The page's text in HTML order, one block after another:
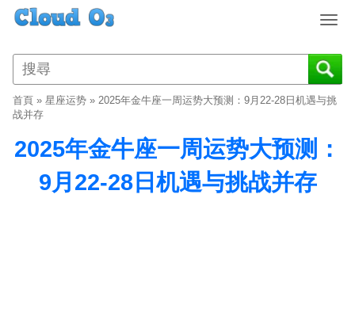
T
g
g
e
a
v
首頁 » 星座运势 » 2025年金牛座一周运势大预测：9月22-28日机遇与挑
战并存
2025年金牛座一周运势大预测：
9月22-28日机遇与挑战并存